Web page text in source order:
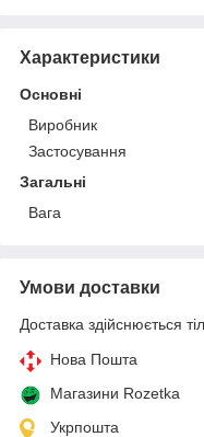
Характеристики
Основні
Виробник
Застосування
Загальні
Вага
Умови доставки
Доставка здійснюється
Нова Пошта
Магазини Rozetka
Укрпошта